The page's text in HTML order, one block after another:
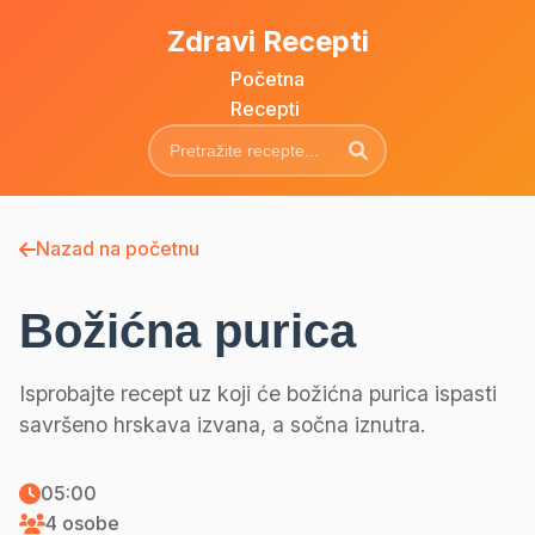
Zdravi Recepti
Početna
Recepti
Nazad na početnu
Božićna purica
Isprobajte recept uz koji će božićna purica ispasti
savršeno hrskava izvana, a sočna iznutra.
05:00
4 osobe